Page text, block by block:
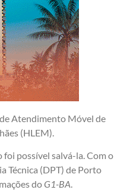
Atendimento Móvel de
(HLEM).
foi possível salvá-la. Com o
Técnica (DPT) de Porto
doG1-BA.